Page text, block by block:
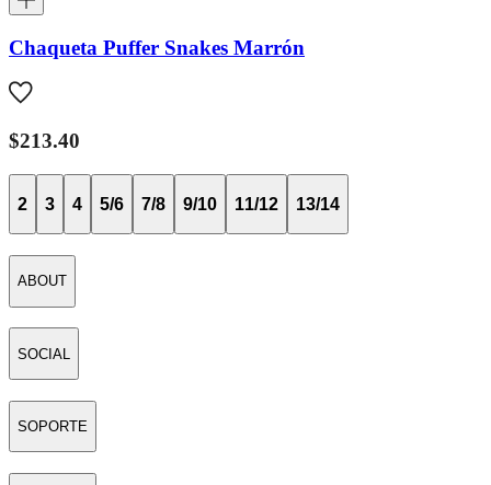
Chaqueta Puffer Snakes Marrón
$213.40
2 3 4 5/6 7/8 9/10 11/12 13/14
ABOUT
SOCIAL
SOPORTE